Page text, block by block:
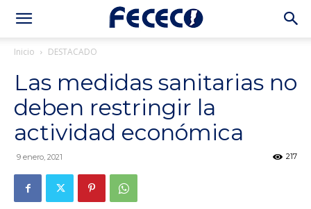
Inicio DESTACADO
Las medidas sanitarias no
deben restringir la
actividad económica
9 enero, 2021 217